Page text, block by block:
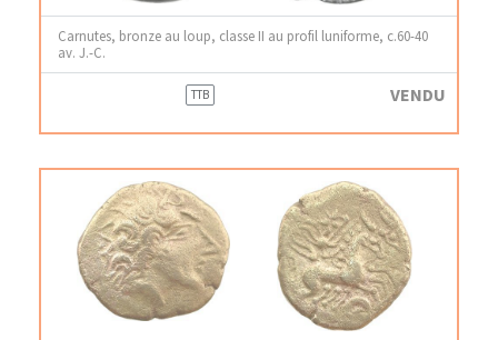
Carnutes, bronze au loup, classe II au profil luniforme, c.60-40
av. J.-C.
TTB VENDU